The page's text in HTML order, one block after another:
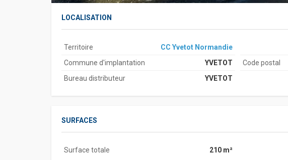
LOCALISATION
Territoire
CC Yvetot Normandie
Commune d'implantation
YVETOT Code postal
Bureau distributeur
YVETOT
SURFACES
Surface totale 210 m²